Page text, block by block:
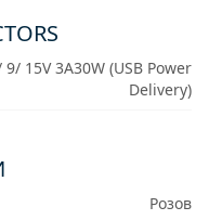
9/ 15V 3A30W (USB Power
Delivery)
Розов